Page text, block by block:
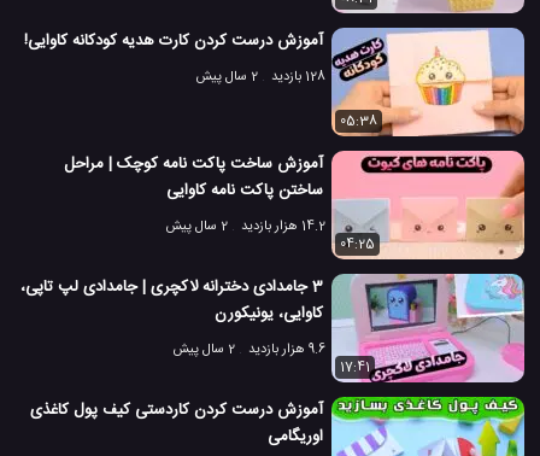
آموزش درست کردن کارت هدیه کودکانه کاوایی!
128 بازدید 2 سال پیش
05:38
آموزش ساخت پاکت نامه کوچک | مراحل
ساختن پاکت نامه کاوایی
14.2 هزار بازدید
2 سال پیش
04:25
3 جامدادی دخترانه لاکچری | جامدادی لپ تاپی،
کاوایی، یونیکورن
9.6 هزار بازدید
2 سال پیش
17:41
آموزش درست کردن کاردستی کیف پول کاغذی
اوریگامی